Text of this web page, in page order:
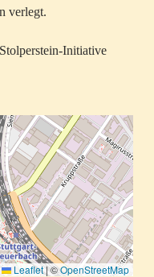
verlegt.
Initiative
Leaflet|©OpenStreetMap